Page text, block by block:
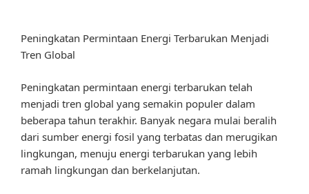
Peningkatan Permintaan Energi Terbarukan Menjadi
Tren Global
Peningkatan permintaan energi terbarukan telah
menjadi tren global yang semakin populer dalam
beberapa tahun terakhir. Banyak negara mulai beralih
dari sumber energi fosil yang terbatas dan merugikan
lingkungan, menuju energi terbarukan yang lebih
ramah lingkungan dan berkelanjutan.